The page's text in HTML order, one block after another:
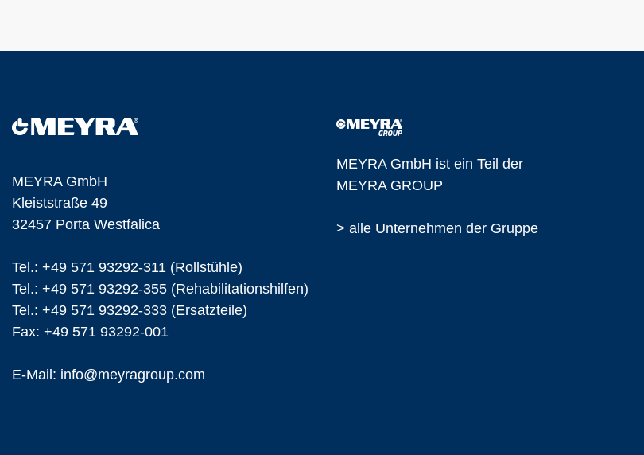
MEYRA GmbH
Kleiststraße 49
32457 Porta Westfalica
Tel.: +49 571 93292-311 (Rollstühle)
Tel.: +49 571 93292-355 (Rehabilitationshilfen)
Tel.: +49 571 93292-333 (Ersatzteile)
Fax: +49 571 93292-001
E-Mail: info@meyragroup.com
MEYRA GmbH ist ein Teil der
MEYRA GROUP
> alle Unternehmen der Gruppe